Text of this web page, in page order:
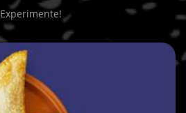
Experimente!